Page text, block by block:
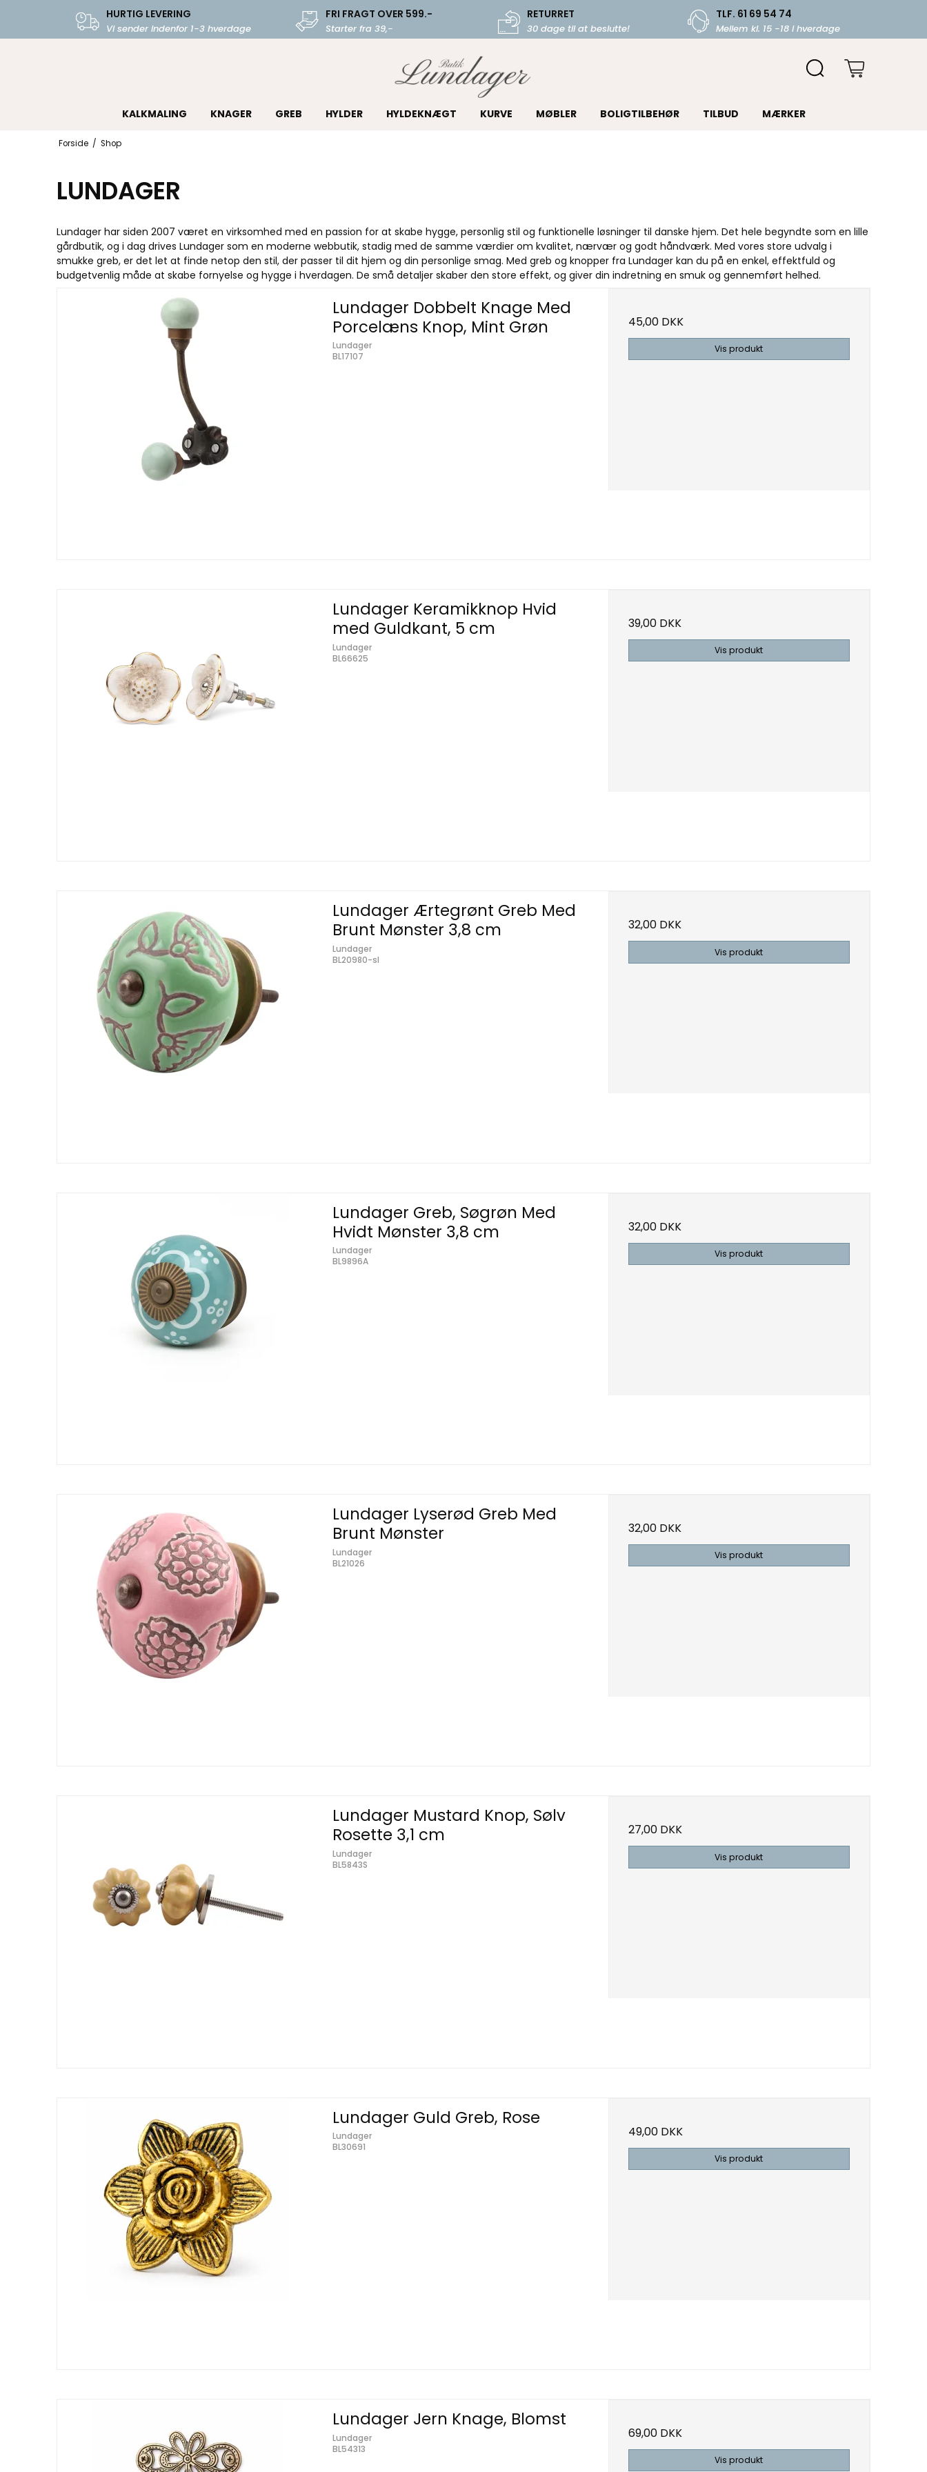
HURTIG LEVERING
Vi sender indenfor 1-3 hverdage
FRI FRAGT OVER 599.-
Starter fra 39,-
RETURRET
30 dage til at beslutte!
TLF. 61 69 54 74
Mellem kl. 15 -18 i hverdage
KALKMALING KNAGER GREB HYLDER HYLDEKNÆGT KURVE MØBLER BOLIGTILBEHØR TILBUD MÆRKER
Forside / Shop
LUNDAGER
Lundager har siden 2007 været en virksomhed med en passion for at skabe hygge, personlig stil og funktionelle løsninger til danske hjem. Det hele begyndte som en lille
gårdbutik, og i dag drives Lundager som en moderne webbutik, stadig med de samme værdier om kvalitet, nærvær og godt håndværk. Med vores store udvalg i
smukke greb, er det let at finde netop den stil, der passer til dit hjem og din personlige smag. Med greb og knopper fra Lundager kan du på en enkel, effektfuld og
budgetvenlig måde at skabe fornyelse og hygge i hverdagen. De små detaljer skaber den store effekt, og giver din indretning en smuk og gennemført helhed.
Lundager Dobbelt Knage Med
Porcelæns Knop, Mint Grøn
Lundager
BL17107
45,00 DKK
Vis produkt
Lundager Keramikknop Hvid
med Guldkant, 5 cm
Lundager
BL66625
39,00 DKK
Vis produkt
Lundager Ærtegrønt Greb Med
Brunt Mønster 3,8 cm
Lundager
BL20980-sl
32,00 DKK
Vis produkt
Lundager Greb, Søgrøn Med
Hvidt Mønster 3,8 cm
Lundager
BL9896A
32,00 DKK
Vis produkt
Lundager Lyserød Greb Med
Brunt Mønster
Lundager
BL21026
32,00 DKK
Vis produkt
Lundager Mustard Knop, Sølv
Rosette 3,1 cm
Lundager
BL5843S
27,00 DKK
Vis produkt
Lundager Guld Greb, Rose
Lundager
BL30691
49,00 DKK
Vis produkt
Lundager Jern Knage, Blomst
Lundager
BL54313
69,00 DKK
Vis produkt